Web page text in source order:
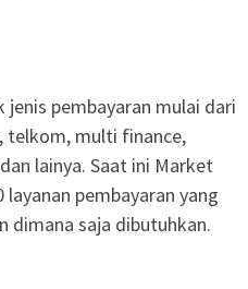
jenis pembayaran mulai dari
telkom, multi finance,
lainya. Saat ini Market
pembayaran yang
dimana saja dibutuhkan.